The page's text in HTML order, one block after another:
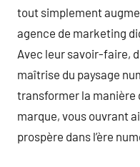
tout simplement
agence de marketing
Avec leur savoir-faire,
maîtrise du paysage
transformer la manière
marque, vous ouvrant
prospère dans l’ère